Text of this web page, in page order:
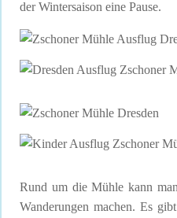
der Wintersaison eine Pause.
Rund um die Mühle kann
Wanderungen machen. Es